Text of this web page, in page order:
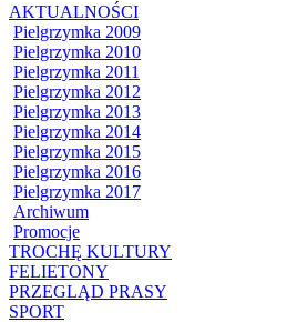
AKTUALNOŚCI
Pielgrzymka 2009
Pielgrzymka 2010
Pielgrzymka 2011
Pielgrzymka 2012
Pielgrzymka 2013
Pielgrzymka 2014
Pielgrzymka 2015
Pielgrzymka 2016
Pielgrzymka 2017
Archiwum
Promocje
TROCHĘ KULTURY
FELIETONY
PRZEGLĄD PRASY
SPORT